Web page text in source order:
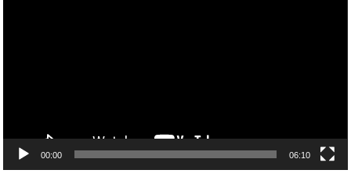
00:00 06:10